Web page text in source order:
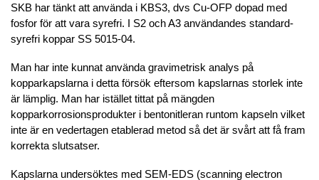
SKB har tänkt att använda i KBS3, dvs Cu-OFP dopad med
fosfor för att vara syrefri. I S2 och A3 användandes standard-
syrefri koppar SS 5015-04.
Man har inte kunnat använda gravimetrisk analys på
kopparkapslarna i detta försök eftersom kapslarnas storlek inte
är lämplig. Man har istället tittat på mängden
kopparkorrosionsprodukter i bentonitleran runtom kapseln vilket
inte är en vedertagen etablerad metod så det är svårt att få fram
korrekta slutsatser.
Kapslarna undersöktes med SEM-EDS (scanning electron